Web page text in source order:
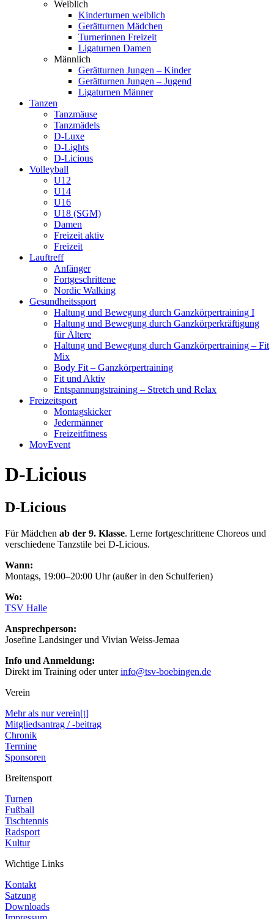
Weiblich
Kinderturnen weiblich
Gerätturnen Mädchen
Turnerinnen Freizeit
Ligaturnen Damen
Männlich
Gerätturnen Jungen – Kinder
Gerätturnen Jungen – Jugend
Ligaturnen Männer
Tanzen
Tanzmäuse
Tanzmädels
D-Luxe
D-Lights
D-Licious
Volleyball
U12
U14
U16
U18 (SGM)
Damen
Freizeit aktiv
Freizeit
Lauftreff
Anfänger
Fortgeschrittene
Nordic Walking
Gesundheitssport
Haltung und Bewegung durch Ganzkörpertraining I
Haltung und Bewegung durch Ganzkörperkräftigung
für Ältere
Haltung und Bewegung durch Ganzkörpertraining – Fit
Mix
Body Fit – Ganzkörpertraining
Fit und Aktiv
Entspannungstraining – Stretch und Relax
Freizeitsport
Montagskicker
Jedermänner
Freizeitfitness
MovEvent
D-Licious
D-Licious
Für Mädchen ab der 9. Klasse. Lerne fortgeschrittene Choreos und
verschiedene Tanzstile bei D-Licious.
Wann:
Montags, 19:00–20:00 Uhr (außer in den Schulferien)
Wo:
TSV Halle
Ansprechperson:
Josefine Landsinger und Vivian Weiss-Jemaa
Info und Anmeldung:
Direkt im Training oder unterinfo@tsv-boebingen.de
Verein
Mehr als nur verein[t]
Mitgliedsantrag / -beitrag
Chronik
Termine
Sponsoren
Breitensport
Turnen
Fußball
Tischtennis
Radsport
Kultur
Wichtige Links
Kontakt
Satzung
Downloads